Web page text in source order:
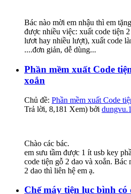
Bác nào mời em nhậu thì em
được nhiều việc: xuất code tiện
lươt hay nhiều lượt), xuất code
....đơn giản, dễ dùng...
Phần mềm xuất Code
xoắn
Chủ đề: Phần mềm xuất Code
Trả lời, 8,181 Xem) bởi
Chào các bác.
em sưu tầm được 1 ít usb key
code tiện gỗ 2 dao và xoắn. Bác
2 dao thì liên hệ em ạ.
Chế máy tiện lục bình